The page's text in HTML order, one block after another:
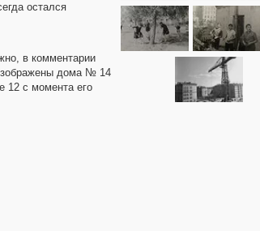
остался
в комментарии
дома № 14
12 с момента его